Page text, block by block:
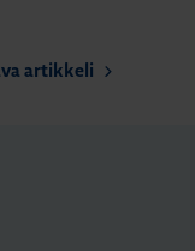
artikkeli